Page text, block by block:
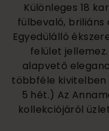
Különleges 18
fülbevaló, briliáns
Egyedülálló
felület
alapvető
többféle kivitelben
5 hét.) Az
kollekciójáról